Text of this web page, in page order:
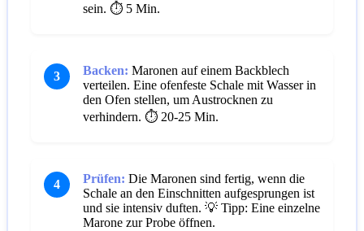
sein. ⏱️ 5 Min.
3 Backen: Maronen auf einem Backblech
verteilen. Eine ofenfeste Schale mit Wasser in
den Ofen stellen, um Austrocknen zu
verhindern. ⏱️ 20-25 Min.
4 Prüfen: Die Maronen sind fertig, wenn die
Schale an den Einschnitten aufgesprungen ist
und sie intensiv duften. 💡 Tipp: Eine einzelne
Marone zur Probe öffnen.